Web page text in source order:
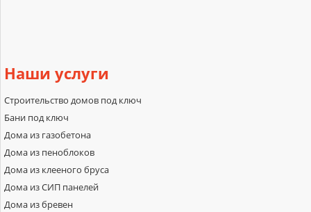
Наши услуги
Строительство домов под ключ
Бани под ключ
Дома из газобетона
Дома из пеноблоков
Дома из клееного бруса
Дома из СИП панелей
Дома из бревен